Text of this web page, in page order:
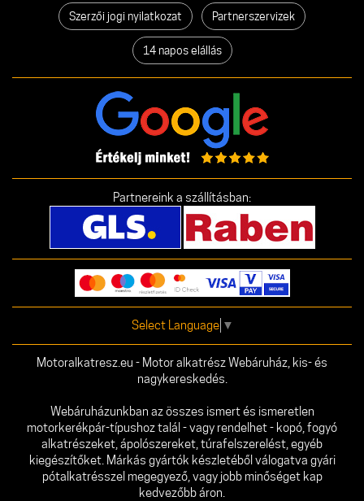
Szerzői jogi nyilatkozat Partnerszervizek
14 napos elállás
Partnereink a szállításban:
Select Language ▼
Motoralkatresz.eu - Motor alkatrész Webáruház, kis- és
nagykereskedés.
Webáruházunkban az összes ismert és ismeretlen
motorkerékpár-típushoz talál - vagy rendelhet - kopó, fogyó
alkatrészeket, ápolószereket, túrafelszerelést, egyéb
kiegészítőket. Márkás gyártók készletéből válogatva gyári
pótalkatrésszel megegyező, vagy jobb minőséget kap
kedvezőbb áron.